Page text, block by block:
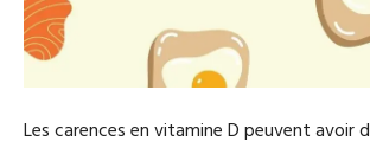
Les carences en vitamine D peuvent avoir